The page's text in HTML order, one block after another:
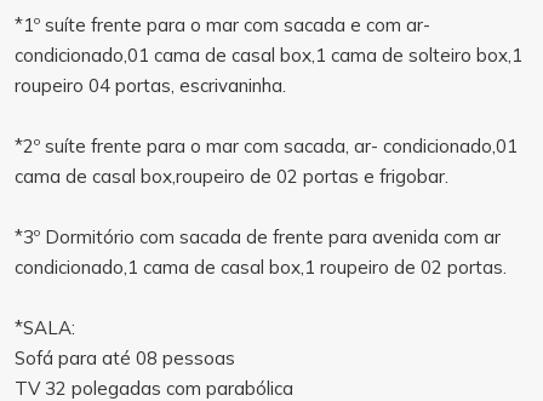
*1º suíte frente para o mar com sacada e com ar-
condicionado,01 cama de casal box,1 cama de solteiro box,1
roupeiro 04 portas, escrivaninha.
*2º suíte frente para o mar com sacada, ar- condicionado,01
cama de casal box,roupeiro de 02 portas e frigobar.
*3º Dormitório com sacada de frente para avenida com ar
condicionado,1 cama de casal box,1 roupeiro de 02 portas.
*SALA:
Sofá para até 08 pessoas
TV 32 polegadas com parabólica